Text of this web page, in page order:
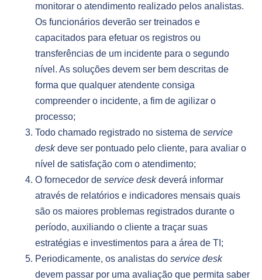
monitorar o atendimento realizado pelos analistas.
Os funcionários deverão ser treinados e
capacitados para efetuar os registros ou
transferências de um incidente para o segundo
nível. As soluções devem ser bem descritas de
forma que qualquer atendente consiga
compreender o incidente, a fim de agilizar o
processo;
Todo chamado registrado no sistema de service
deskdeve ser pontuado pelo cliente, para avaliar o
nível de satisfação com o atendimento;
O fornecedor de service deskdeverá informar
através de relatórios e indicadores mensais quais
são os maiores problemas registrados durante o
período, auxiliando o cliente a traçar suas
estratégias e investimentos para a área de TI;
Periodicamente, os analistas do service desk
devem passar por uma avaliação que permita saber